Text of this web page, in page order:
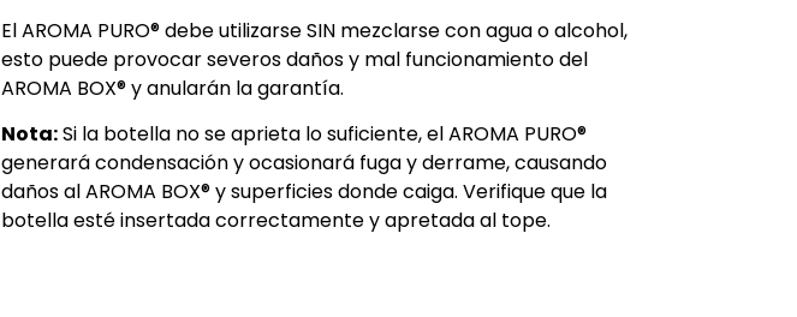
El AROMA PURO® debe utilizarse SIN mezclarse con agua o alcohol,
esto puede provocar severos daños y mal funcionamiento del
AROMA BOX® y anularán la garantía.
Nota:Si la botella no se aprieta lo suficiente, el AROMA PURO®
generará condensación y ocasionará fuga y derrame, causando
daños al AROMA BOX® y superficies donde caiga. Verifique que la
botella esté insertada correctamente y apretada al tope.